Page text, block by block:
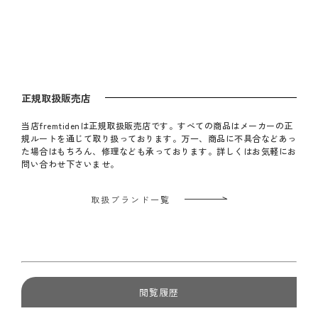
正規取扱販売店
当店fremtidenは正規取扱販売店です。すべての商品はメーカーの正
規ルートを通じて取り扱っております。万一、商品に不具合などあっ
た場合はもちろん、修理なども承っております。詳しくはお気軽にお
問い合わせ下さいませ。
取扱ブランド一覧
閲覧履歴